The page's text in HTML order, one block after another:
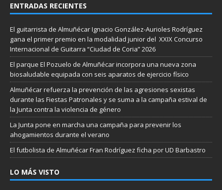
ENTRADAS RECIENTES
El guitarrista de Almuñécar Ignacio González-Aurioles Rodríguez
gana el primer premio en la modalidad junior del XXIX Concurso
Internacional de Guitarra “Ciudad de Coria” 2026
El parque El Pozuelo de Almuñécar incorpora una nueva zona
biosaludable equipada con seis aparatos de ejercicio físico
Almuñécar refuerza la prevención de las agresiones sexistas
durante las Fiestas Patronales y se suma a la campaña estival de
la Junta contra la violencia de género
La Junta pone en marcha una campaña para prevenir los
ahogamientos durante el verano
El futbolista de Almuñécar Fran Rodríguez ficha por UD Barbastro
LO MÁS VISTO